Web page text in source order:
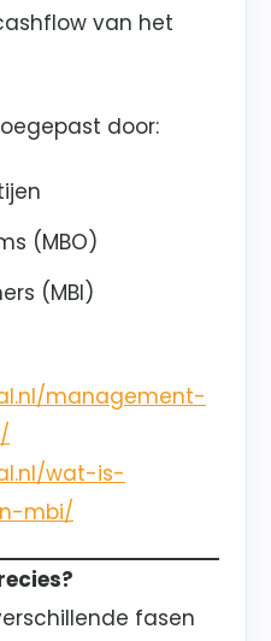
van het
door:
(MBO)
(MBI)
management-
wat-is-
mbi/
fasen